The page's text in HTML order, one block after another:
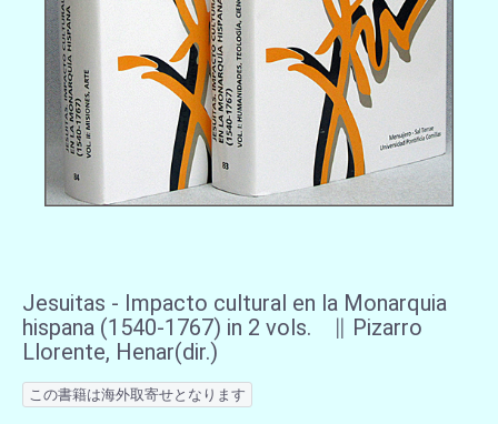
Jesuitas - Impacto cultural en la Monarquia
hispana (1540-1767) in 2 vols. ∥ Pizarro
Llorente, Henar(dir.)
この書籍は海外取寄せとなります